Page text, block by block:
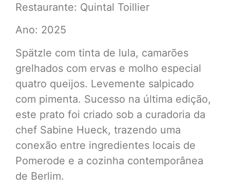
Restaurante: Quintal Toillier
Ano: 2025
Spätzle com tinta de lula, camarões
grelhados com ervas e molho especial
quatro queijos. Levemente salpicado
com pimenta. Sucesso na última edição,
este prato foi criado sob a curadoria da
chef Sabine Hueck, trazendo uma
conexão entre ingredientes locais de
Pomerode e a cozinha contemporânea
de Berlim.